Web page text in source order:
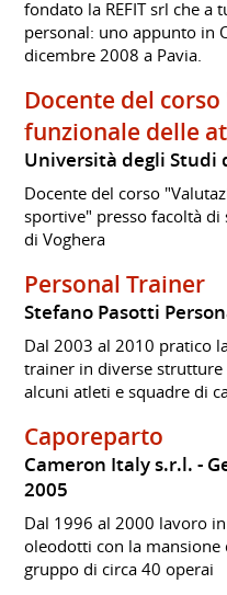
fondato la REFIT srl che a
personal: uno appunto in
dicembre 2008 a Pavia.
Docente del
funzionale delle
Università degli Studi
Docente del corso
sportive" presso facoltà di
di Voghera
Personal Trainer
Stefano Pasotti
Dal 2003 al 2010 pratico
trainer in diverse strutture
alcuni atleti e squadre di
Caporeparto
Cameron Italy s.r.l.
2005
Dal 1996 al 2000 lavoro
oleodotti con la
gruppo di circa 40 operai